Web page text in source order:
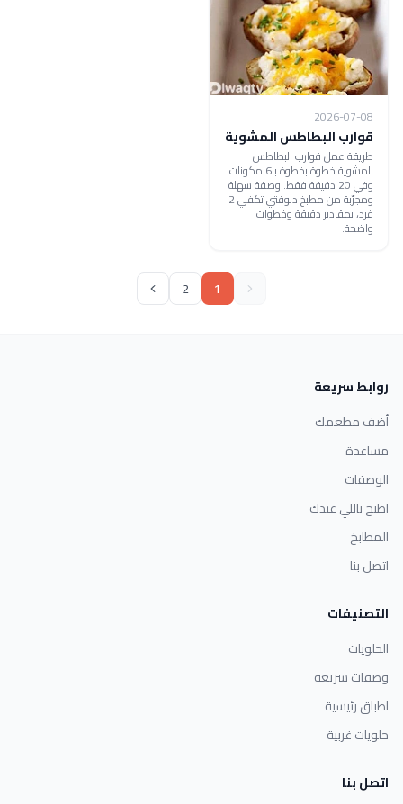
2026-07-08
قوارب البطاطس المشوية
طريقة عمل قوارب البطاطس
المشوية خطوة بخطوة بـ6 مكونات
وفي 20 دقيقة فقط. وصفة سهلة
ومجرّبة من مطبخ دلوقتي تكفي 2
فرد، بمقادير دقيقة وخطوات
واضحة.
1
2
روابط سريعة
أضف مطعمك
مساعدة
الوصفات
اطبخ باللي عندك
المطابخ
اتصل بنا
التصنيفات
الحلويات
وصفات سريعة
اطباق رئيسية
حلويات غربية
اتصل بنا